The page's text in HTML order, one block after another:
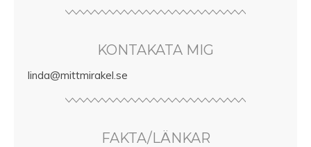
KONTAKATA MIG
linda@mittmirakel.se
FAKTA/LÄNKAR